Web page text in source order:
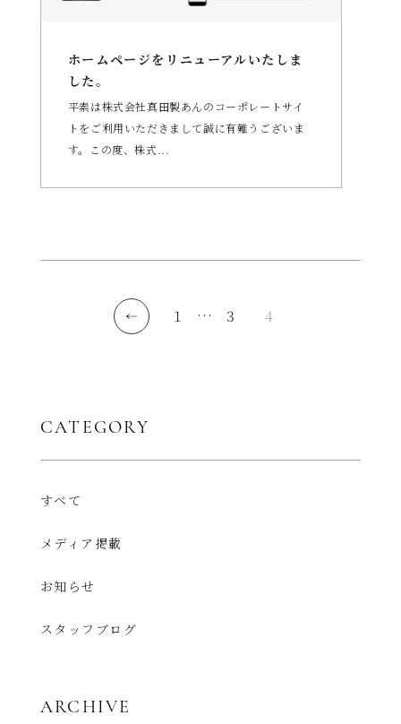
ホームページをリニューアルいたしま
した。
平素は株式会社真田製あんのコーポレートサイ
トをご利用いただきまして誠に有難うございま
す。この度、株式...
1 … 3 4
CATEGORY
すべて
メディア掲載
お知らせ
スタッフブログ
ARCHIVE